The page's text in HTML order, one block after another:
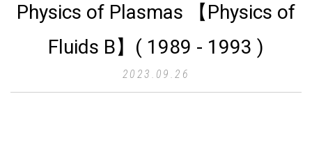
Physics of Plasmas 【Physics of
Fluids B】( 1989 - 1993 )
2023.09.26